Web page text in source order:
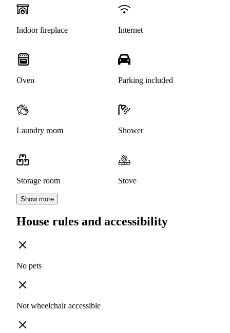
Indoor fireplace Internet
Oven Parking included
Laundry room Shower
Storage room Stove
Show more
House rules and accessibility
No pets
Not wheelchair accessible